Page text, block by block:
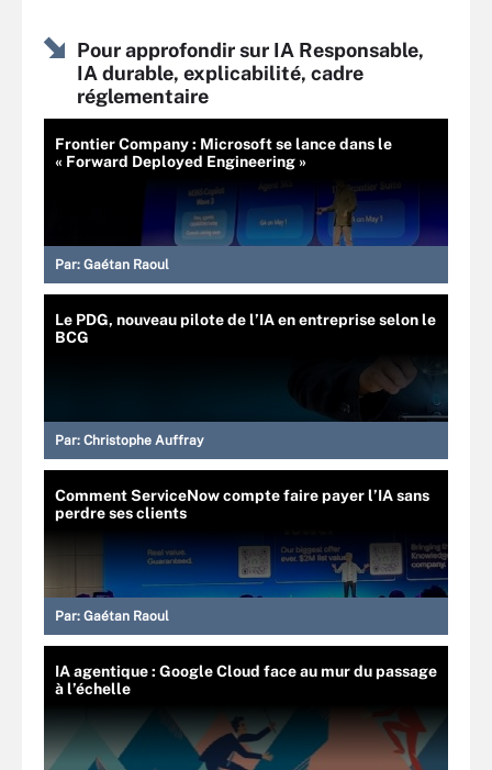
Pour approfondir sur IA Responsable,
IA durable, explicabilité, cadre
réglementaire
Frontier Company : Microsoft se lance dans le
« Forward Deployed Engineering »
Par: Gaétan Raoul
Le PDG, nouveau pilote de l’IA en entreprise selon le
BCG
Par: Christophe Auffray
Comment ServiceNow compte faire payer l’IA sans
perdre ses clients
Par: Gaétan Raoul
IA agentique : Google Cloud face au mur du passage
à l’échelle